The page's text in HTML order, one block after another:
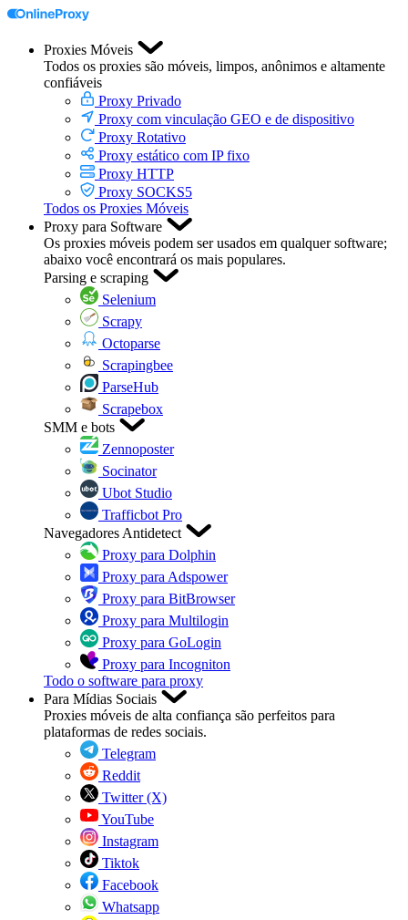
Proxies Móveis
Todos os proxies são móveis, limpos, anônimos e altamente
confiáveis
Proxy Privado
Proxy com vinculação GEO e de dispositivo
Proxy Rotativo
Proxy estático com IP fixo
Proxy HTTP
Proxy SOCKS5
Todos os Proxies Móveis
Proxy para Software
Os proxies móveis podem ser usados em qualquer software;
abaixo você encontrará os mais populares.
Parsing e scraping
Selenium
Scrapy
Octoparse
Scrapingbee
ParseHub
Scrapebox
SMM e bots
Zennoposter
Socinator
Ubot Studio
Trafficbot Pro
Navegadores Antidetect
Proxy para Dolphin
Proxy para Adspower
Proxy para BitBrowser
Proxy para Multilogin
Proxy para GoLogin
Proxy para Incogniton
Todo o software para proxy
Para Mídias Sociais
Proxies móveis de alta confiança são perfeitos para
plataformas de redes sociais.
Telegram
Reddit
Twitter (X)
YouTube
Instagram
Tiktok
Facebook
Whatsapp